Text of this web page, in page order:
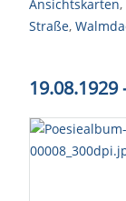
Ansichtskarten,
Straße,